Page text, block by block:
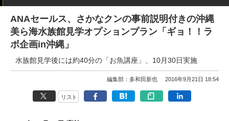
ANAセールス、さかなクンの事前説明付きの沖縄
美ら海水族館見学オプションプラン「ギョ！！ラ
ボ企画in沖縄」
水族館見学後には約40分の「お魚講座」、10月30日実施
編集部：多和田新也 2016年9月21日 18:54
リスト